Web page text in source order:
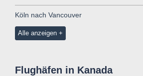
Köln nach Vancouver
Alle anzeigen
Flughäfen in Kanada